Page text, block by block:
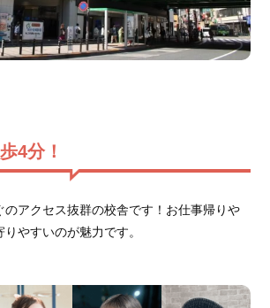
4分！
のアクセス抜群の校舎です！お仕事帰りや
やすいのが魅力です。